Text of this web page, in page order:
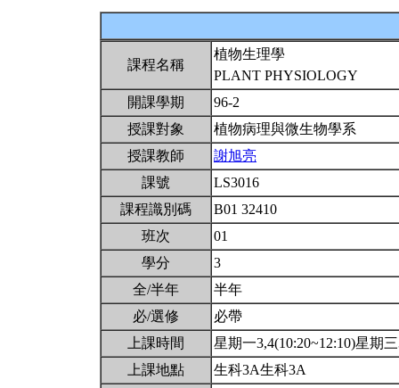
課程名稱
植物生理學
PLANT PHYSIOLOGY
開課學期
96-2
授課對象
植物病理與微生物學系
授課教師
謝旭亮
課號
LS3016
課程識別碼
B01 32410
班次
01
學分
3
全/半年
半年
必/選修
必帶
上課時間
星期一3,4(10:20~12:10)星期
上課地點
生科3A生科3A